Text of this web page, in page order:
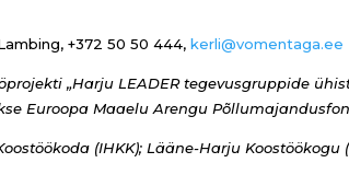
+372 50 50 444, kerli@vomentaga.ee
„Harju LEADER tegevusgruppide
Euroopa Maaelu Arengu
(IHKK); Lääne-Harju Koostöökogu